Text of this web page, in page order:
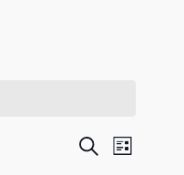
Buscar
de
Lista